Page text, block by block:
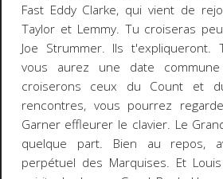
Fast Eddy Clarke, qui vient de
Taylor et Lemmy. Tu croiseras
Joe Strummer. Ils t'expliqueront.
vous aurez une date
croiserons ceux du Count et
rencontres, vous pourrez
Garner effleurer le clavier. Le
quelque part. Bien au repos,
perpétuel des Marquises. Et